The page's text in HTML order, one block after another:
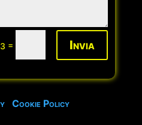
= Invia
Cookie Policy